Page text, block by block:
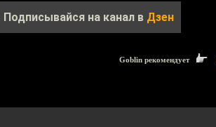
Подписывайся на канал в Дзен
Goblin рекомендует